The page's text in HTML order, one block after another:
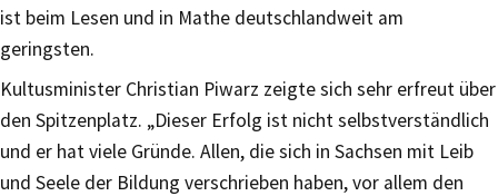
ist beim Lesen und in Mathe deutschlandweit am
geringsten.
Kultusminister Christian Piwarz zeigte sich sehr erfreut über
den Spitzenplatz. „Dieser Erfolg ist nicht selbstverständlich
und er hat viele Gründe. Allen, die sich in Sachsen mit Leib
und Seele der Bildung verschrieben haben, vor allem den